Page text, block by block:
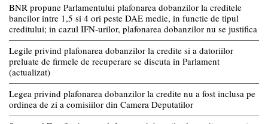
BNR propune Parlamentului plafonarea dobanzilor la creditele
bancilor intre 1,5 si 4 ori peste DAE medie, in functie de tipul
creditului; in cazul IFN-urilor, plafonarea dobanzilor nu se justifica
Legile privind plafonarea dobanzilor la credite si a datoriilor
preluate de firmele de recuperare se discuta in Parlament
(actualizat)
Legea privind plafonarea dobanzilor la credite nu a fost inclusa pe
ordinea de zi a comisiilor din Camera Deputatilor